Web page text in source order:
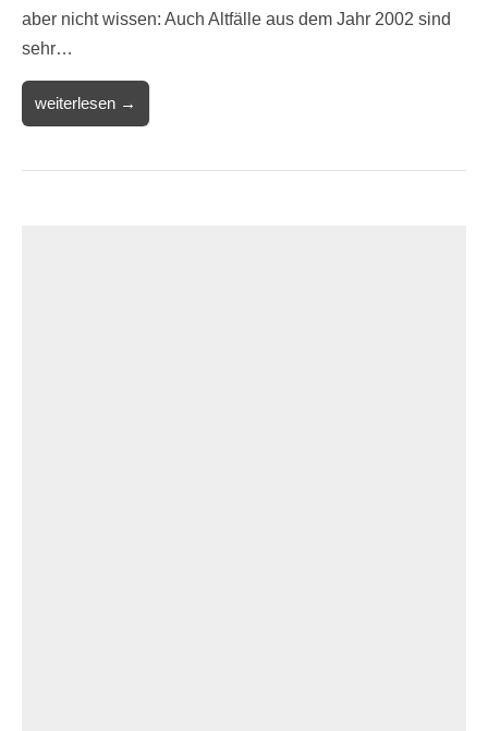
aber nicht wissen: Auch Altfälle aus dem Jahr 2002 sind
sehr…
weiterlesen →